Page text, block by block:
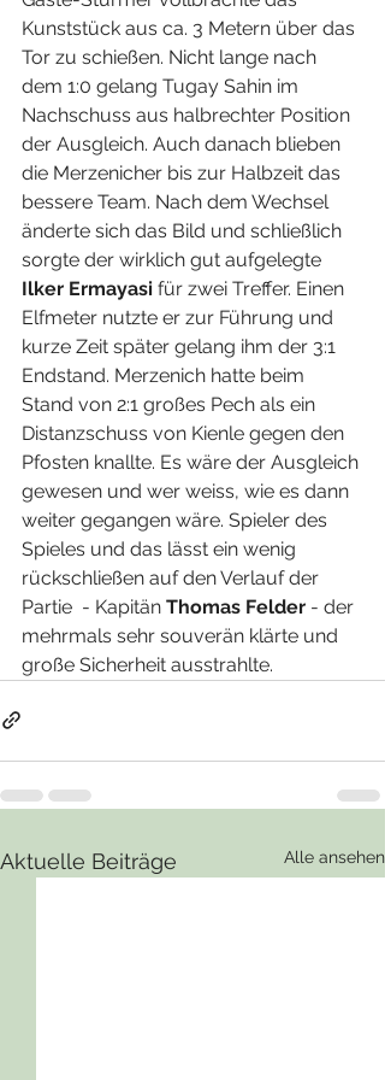
Kunststück aus ca. 3 Metern über das
Tor zu schießen. Nicht lange nach
dem 1:0 gelang Tugay Sahin im
Nachschuss aus halbrechter Position
der Ausgleich. Auch danach blieben
die Merzenicher bis zur Halbzeit das
bessere Team. Nach dem Wechsel
änderte sich das Bild und schließlich
sorgte der wirklich gut aufgelegte
Ilker Ermayasi für zwei Treffer. Einen
Elfmeter nutzte er zur Führung und
kurze Zeit später gelang ihm der 3:1
Endstand. Merzenich hatte beim
Stand von 2:1 großes Pech als ein
Distanzschuss von Kienle gegen den
Pfosten knallte. Es wäre der Ausgleich
gewesen und wer weiss, wie es dann
weiter gegangen wäre. Spieler des
Spieles und das lässt ein wenig
rückschließen auf den Verlauf der
Partie  - Kapitän Thomas Felder - der
mehrmals sehr souverän klärte und
große Sicherheit ausstrahlte.
Aktuelle Beiträge Alle ansehen